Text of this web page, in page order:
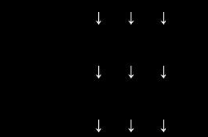
↓ ↓ ↓
↓ ↓ ↓
↓ ↓ ↓